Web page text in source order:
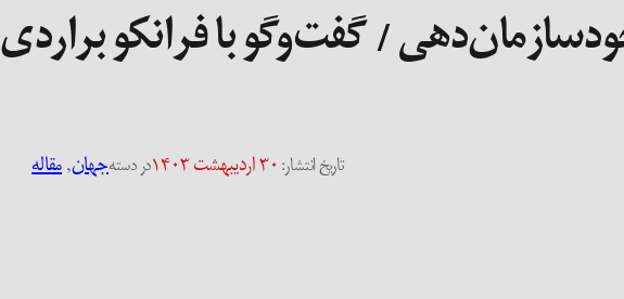
/ گفت‌وگو با فرانکو
تاریخ انتشار:۳۰ اردیبهشت ۱۴۰۳ در دستهجهان, مقاله